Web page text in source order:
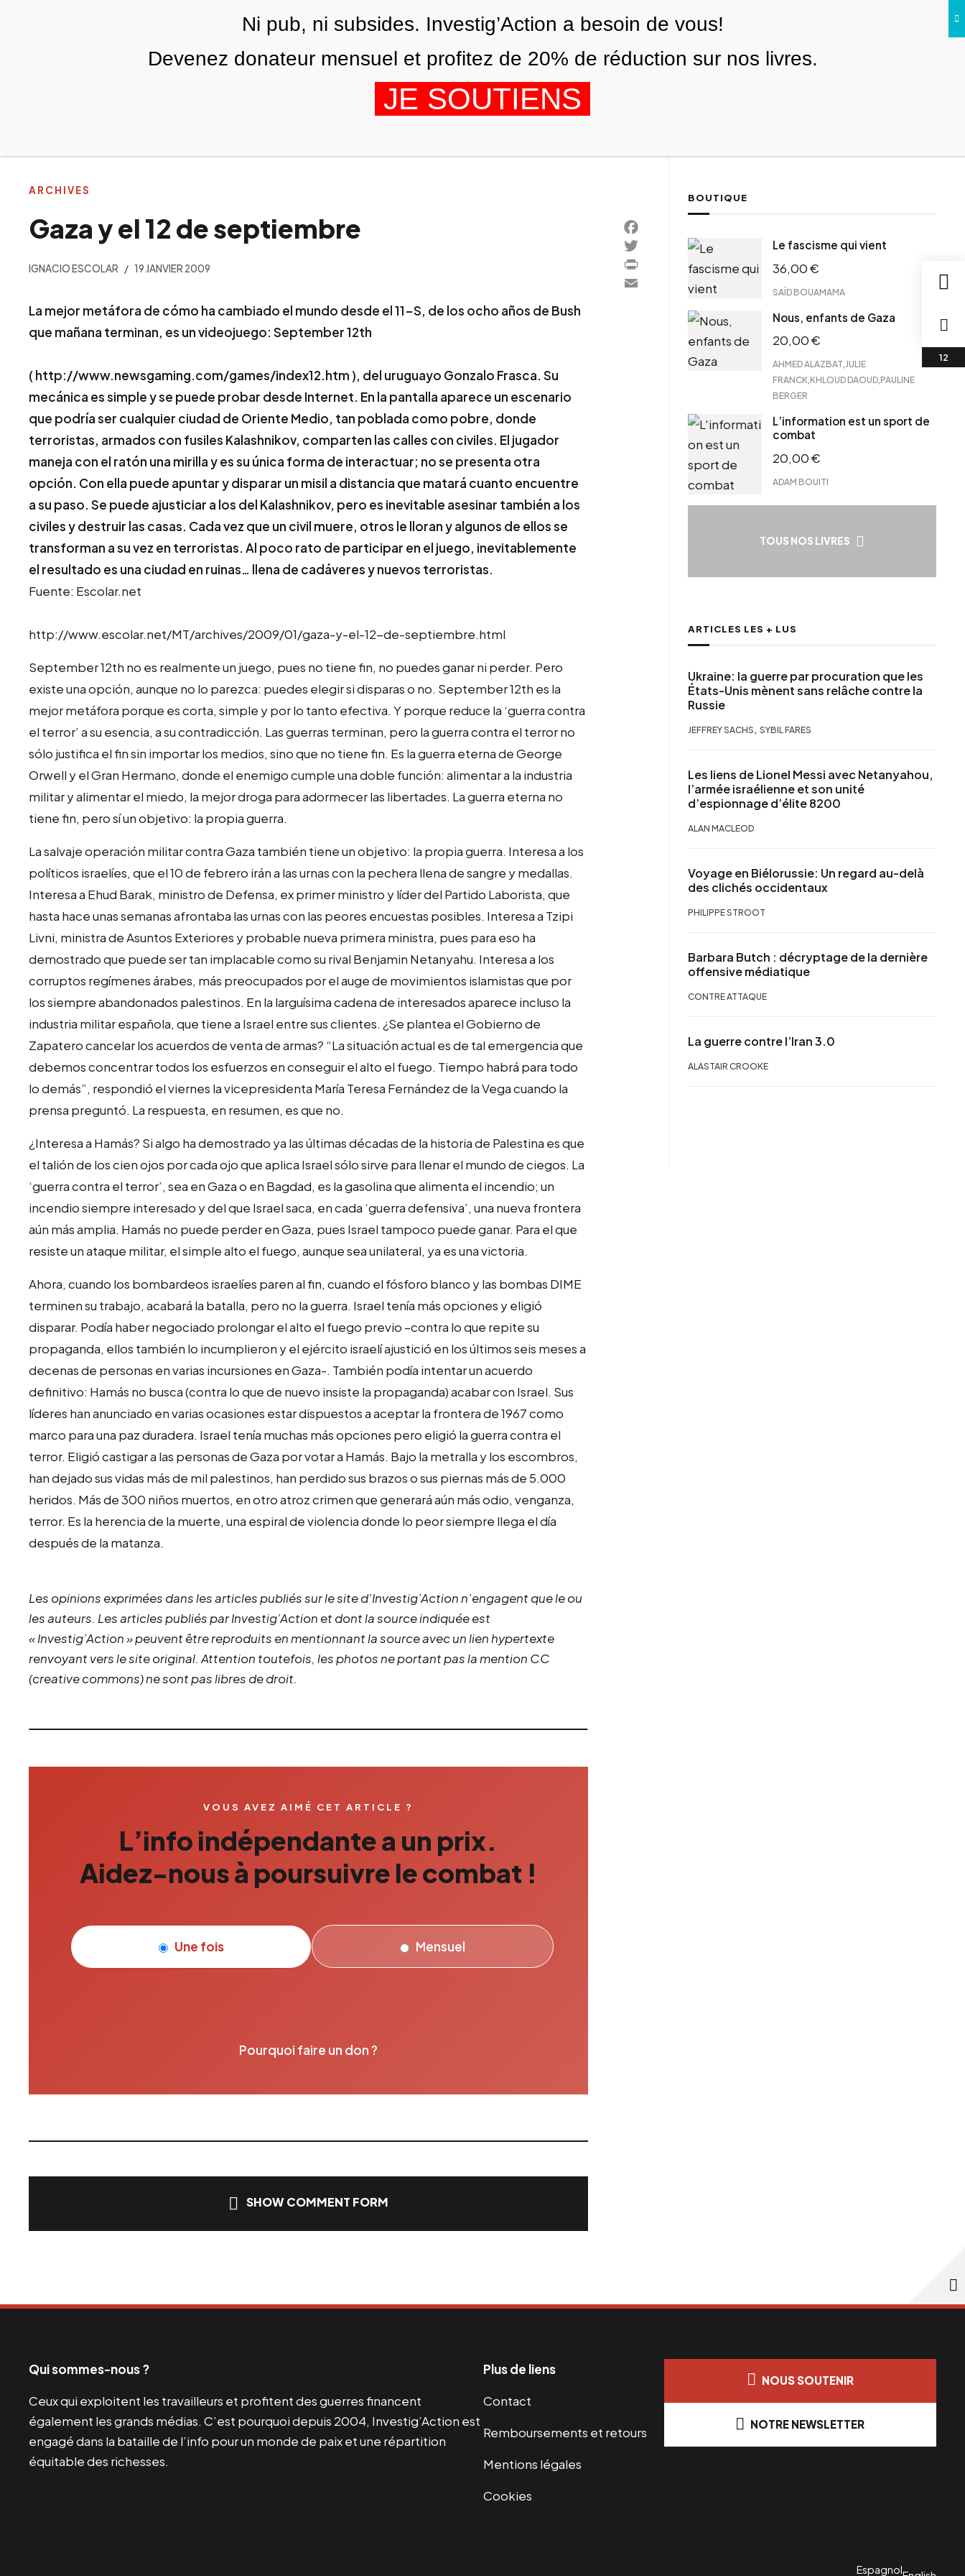
NOUS AGENDA
Gaza y el 12 de septiembre
IGNACIO ESCOLAR 19 JANVIER 2009
La mejor metáfora de cómo ha cambiado el mundo desde el 11-S, de los ocho años de Bush
que mañana terminan, es un videojuego: September 12th
( http://www.newsgaming.com/games/index12.htm ), del uruguayo Gonzalo Frasca. Su
mecánica es simple y se puede probar desde Internet. En la pantalla aparece un escenario
que podría ser cualquier ciudad de Oriente Medio, tan poblada como pobre, donde
terroristas, armados con fusiles Kalashnikov, comparten las calles con civiles. El jugador
maneja con el ratón una mirilla y es su única forma de interactuar; no se presenta otra
opción. Con ella puede apuntar y disparar un misil a distancia que matará cuanto encuentre
a su paso. Se puede ajusticiar a los del Kalashnikov, pero es inevitable asesinar también a los
civiles y destruir las casas. Cada vez que un civil muere, otros le lloran y algunos de ellos se
transforman a su vez en terroristas. Al poco rato de participar en el juego, inevitablemente
el resultado es una ciudad en ruinas… llena de cadáveres y nuevos terroristas.
Fuente: Escolar.net
http://www.escolar.net/MT/archives/2009/01/gaza-y-el-12-de-septiembre.html
September 12th no es realmente un juego, pues no tiene fin, no puedes ganar ni perder. Pero
existe una opción, aunque no lo parezca: puedes elegir si disparas o no. September 12th es la
mejor metáfora porque es corta, simple y por lo tanto efectiva. Y porque reduce la ‘guerra contra
el terror’ a su esencia, a su contradicción. Las guerras terminan, pero la guerra contra el terror no
sólo justifica el fin sin importar los medios, sino que no tiene fin. Es la guerra eterna de George
Orwell y el Gran Hermano, donde el enemigo cumple una doble función: alimentar a la industria
militar y alimentar el miedo, la mejor droga para adormecer las libertades. La guerra eterna no
tiene fin, pero sí un objetivo: la propia guerra.
La salvaje operación militar contra Gaza también tiene un objetivo: la propia guerra. Interesa a los
políticos israelíes, que el 10 de febrero irán a las urnas con la pechera llena de sangre y medallas.
Interesa a Ehud Barak, ministro de Defensa, ex primer ministro y líder del Partido Laborista, que
hasta hace unas semanas afrontaba las urnas con las peores encuestas posibles. Interesa a Tzipi
Livni, ministra de Asuntos Exteriores y probable nueva primera ministra, pues para eso ha
demostrado que puede ser tan implacable como su rival Benjamin Netanyahu. Interesa a los
corruptos regímenes árabes, más preocupados por el auge de movimientos islamistas que por
los siempre abandonados palestinos. En la larguísima cadena de interesados aparece incluso la
industria militar española, que tiene a Israel entre sus clientes. ¿Se plantea el Gobierno de
Zapatero cancelar los acuerdos de venta de armas? “La situación actual es de tal emergencia que
debemos concentrar todos los esfuerzos en conseguir el alto el fuego. Tiempo habrá para todo
lo demás”, respondió el viernes la vicepresidenta María Teresa Fernández de la Vega cuando la
prensa preguntó. La respuesta, en resumen, es que no.
¿Interesa a Hamás? Si algo ha demostrado ya las últimas décadas de la historia de Palestina es que
el talión de los cien ojos por cada ojo que aplica Israel sólo sirve para llenar el mundo de ciegos. La
‘guerra contra el terror’, sea en Gaza o en Bagdad, es la gasolina que alimenta el incendio; un
incendio siempre interesado y del que Israel saca, en cada ‘guerra defensiva’, una nueva frontera
aún más amplia. Hamás no puede perder en Gaza, pues Israel tampoco puede ganar. Para el que
resiste un ataque militar, el simple alto el fuego, aunque sea unilateral, ya es una victoria.
Ahora, cuando los bombardeos israelíes paren al fin, cuando el fósforo blanco y las bombas DIME
terminen su trabajo, acabará la batalla, pero no la guerra. Israel tenía más opciones y eligió
disparar. Podía haber negociado prolongar el alto el fuego previo –contra lo que repite su
propaganda, ellos también lo incumplieron y el ejército israelí ajustició en los últimos seis meses a
decenas de personas en varias incursiones en Gaza-. También podía intentar un acuerdo
definitivo: Hamás no busca (contra lo que de nuevo insiste la propaganda) acabar con Israel. Sus
líderes han anunciado en varias ocasiones estar dispuestos a aceptar la frontera de 1967 como
marco para una paz duradera. Israel tenía muchas más opciones pero eligió la guerra contra el
terror. Eligió castigar a las personas de Gaza por votar a Hamás. Bajo la metralla y los escombros,
han dejado sus vidas más de mil palestinos, han perdido sus brazos o sus piernas más de 5.000
heridos. Más de 300 niños muertos, en otro atroz crimen que generará aún más odio, venganza,
terror. Es la herencia de la muerte, una espiral de violencia donde lo peor siempre llega el día
después de la matanza.
ARCHIVES
Les opinions exprimées dans les articles publiés sur le site d’Investig’Action n’engagent que le ou
les auteurs. Les articles publiés par Investig’Action et dont la source indiquée est
« Investig’Action » peuvent être reproduits en mentionnant la source avec un lien hypertexte
renvoyant vers le site original. Attention toutefois, les photos ne portant pas la mention CC
(creative commons) ne sont pas libres de droit.
VOUS AVEZ AIMÉ CET ARTICLE ?
L’info indépendante a un prix.
Aidez-nous à poursuivre le combat !
Une fois Mensuel
Pourquoi faire un don ?
Facebook
Twitter
PrintFriendly
Email
SHOW COMMENT FORM
BOUTIQUE
Le fascisme qui vient
36,00€
SAÏD BOUAMAMA
Nous, enfants de Gaza
20,00€
AHMED ALAZBAT JULIE
FRANCK KHLOUD DAOUD PAULINE
BERGER
L’information est un sport de
combat
20,00€
ADAM BOUITI
TOUS NOS LIVRES
ARTICLES LES + LUS
Ukraine: la guerre par procuration que les
États-Unis mènent sans relâche contre la
Russie
JEFFREY SACHS , SYBIL FARES
Les liens de Lionel Messi avec Netanyahou,
l’armée israélienne et son unité
d’espionnage d’élite 8200
ALAN MACLEOD
Voyage en Biélorussie: Un regard au-delà
des clichés occidentaux
PHILIPPE STROOT
Barbara Butch : décryptage de la dernière
offensive médiatique
CONTRE ATTAQUE
La guerre contre l’Iran 3.0
ALASTAIR CROOKE
Qui sommes-nous ?
Ceux qui exploitent les travailleurs et profitent des guerres financent
également les grands médias. C’est pourquoi depuis 2004, Investig’Action est
engagé dans la bataille de l’info pour un monde de paix et une répartition
équitable des richesses.
Plus de liens
Contact
Remboursements et retours
Mentions légales
Cookies
NOUS SOUTENIR
NOTRE NEWSLETTER
Espagnol
Ni pub, ni subsides. Investig’Action a besoin de vous!
Devenez donateur mensuel et profitez de 20% de réduction sur nos livres.
JE SOUTIENS